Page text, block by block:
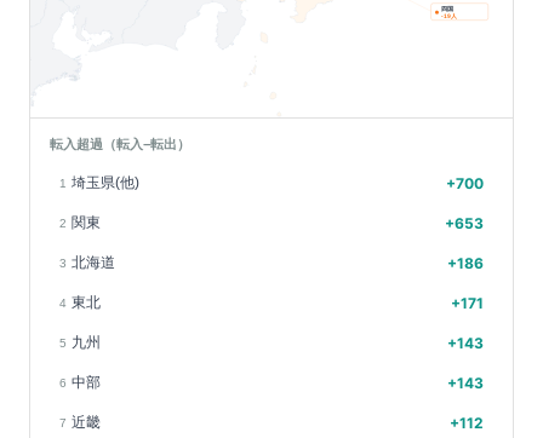
四国
-19人
転入超過（転入−転出）
1 埼玉県(他) +700
2 関東 +653
3 北海道 +186
4 東北 +171
5 九州 +143
6 中部 +143
7 近畿 +112